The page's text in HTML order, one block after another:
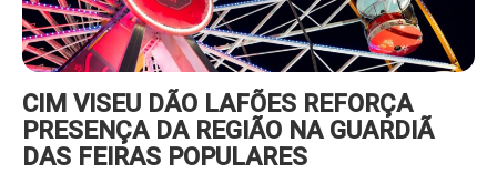
CIM VISEU DÃO LAFÕES REFORÇA
PRESENÇA DA REGIÃO NA GUARDIÃ
DAS FEIRAS POPULARES